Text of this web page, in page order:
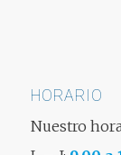
HORARIO
Nuestro